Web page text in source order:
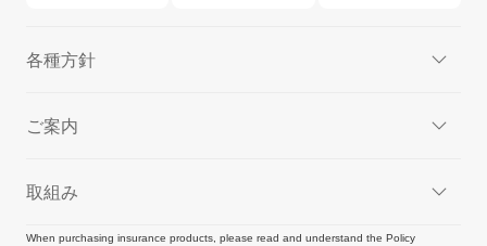
各種方針
ご案内
取組み
When purchasing insurance products, please read and understand the Policy